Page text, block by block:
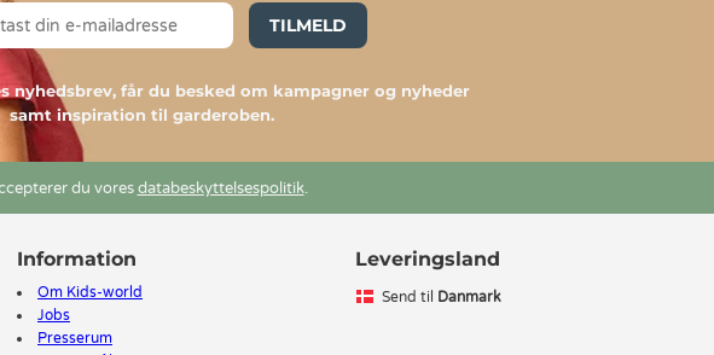
TILMELD
nyhedsbrev, får du besked om kampagner og nyheder
samt inspiration til garderoben.
du voresdatabeskyttelsespolitik.
Information
Om Kids-world
Jobs
Presserum
Leveringsland
Send til Danmark